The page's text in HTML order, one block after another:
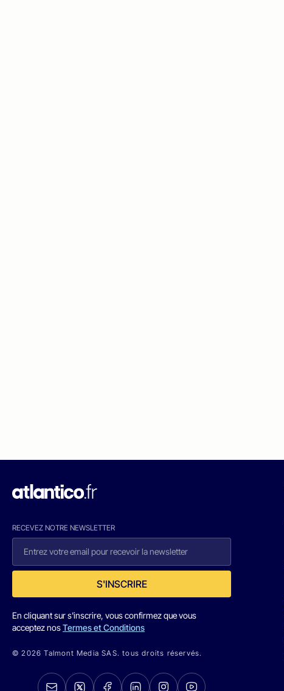
RECEVEZ NOTRE NEWSLETTER
S'INSCRIRE
En cliquant sur s'inscrire, vous confirmez que vous
acceptez nosTermes et Conditions
© 2026 Talmont Media SAS. tous droits réservés.